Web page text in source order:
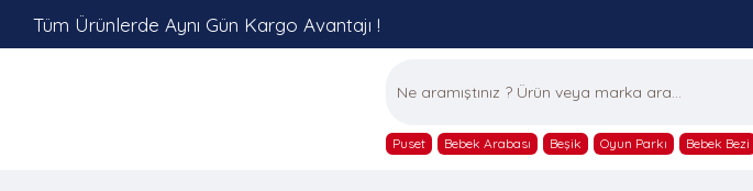
Tüm Ürünlerde Aynı Gün Kargo Avantajı !
Puset Bebek Arabası Beşik Oyun Parkı Bebek Bezi